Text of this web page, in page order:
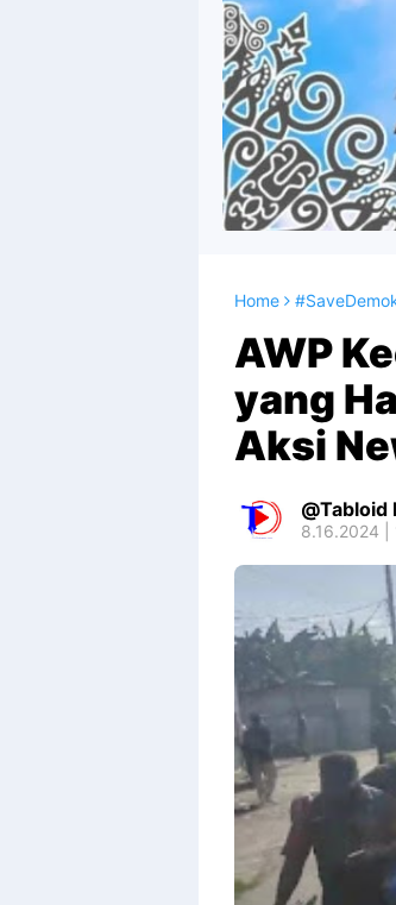
Home
AWP
yang
Aksi
Tabloid
8.16.2024 |